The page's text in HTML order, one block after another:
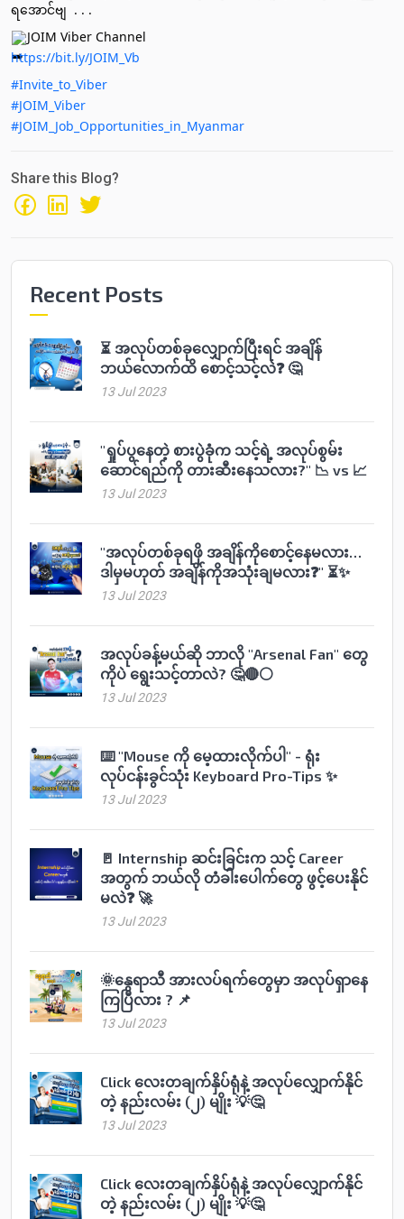
ရအောင်ဗျ  . . .
JOIM Viber Channel
https://bit.ly/JOIM_Vb
#Invite_to_Viber
#JOIM_Viber
#JOIM_Job_Opportunities_in_Myanmar
Share this Blog?
Recent Posts
⏳ အလုပ်တစ်ခုလျှောက်ပြီးရင် အချိန်
ဘယ်လောက်ထိ စောင့်သင့်လဲ❓ 🤔
13 Jul 2023
"ရှုပ်ပွနေတဲ့ စားပွဲခုံက သင့်ရဲ့ အလုပ်စွမ်း
ဆောင်ရည်ကို တားဆီးနေသလား?" 📉 vs 📈
13 Jul 2023
"အလုပ်တစ်ခုရဖို အချိန်ကိုစောင့်နေမလား…
ဒါမှမဟုတ် အချိန်ကိုအသုံးချမလား❓" ⏳✨
13 Jul 2023
အလုပ်ခန့်မယ်ဆို ဘာလို "Arsenal Fan" တွေ
ကိုပဲ ရွေးသင့်တာလဲ? 🤔🔴⚪️
13 Jul 2023
⌨️ "Mouse ကို မေ့ထားလိုက်ပါ" - ရုံး
လုပ်ငန်းခွင်သုံး Keyboard Pro-Tips ✨
13 Jul 2023
🚪 Internship ဆင်းခြင်းက သင့် Career
အတွက် ဘယ်လို တံခါးပေါက်တွေ ဖွင့်ပေးနိုင်
မလဲ❓ 🚀
13 Jul 2023
🌞နွေရာသီ အားလပ်ရက်တွေမှာ အလုပ်ရှာနေ
ကြပြီလား ? 📌
13 Jul 2023
Click လေးတချက်နှိပ်ရုံနဲ့ အလုပ်လျှောက်နိုင်
တဲ့ နည်းလမ်း (၂) မျိုး 💡🤔
13 Jul 2023
Click လေးတချက်နှိပ်ရုံနဲ့ အလုပ်လျှောက်နိုင်
တဲ့ နည်းလမ်း (၂) မျိုး 💡🤔